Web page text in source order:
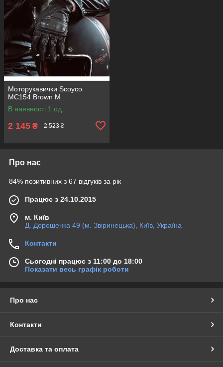
Моторукавички Scoyco
MC154 Brown M
В наявності 1 од.
2 145 ₴ 2 523 ₴
Про нас
84% позитивних з 67 відгуків за рік
Працює з 24.10.2015
м. Київ
Д. Дорошенка 49 (м. Звіринецька), Київ, Україна
Контакти
Сьогодні працює з 11:00 до 18:00
Показати весь графік роботи
Про нас
Контакти
Доставка та оплата